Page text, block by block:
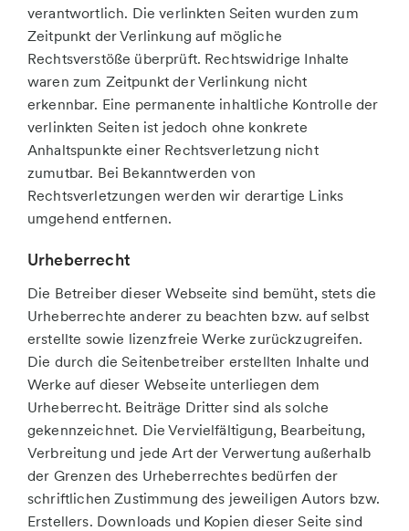
verantwortlich. Die verlinkten Seiten wurden zum
Zeitpunkt der Verlinkung auf mögliche
Rechtsverstöße überprüft. Rechtswidrige Inhalte
waren zum Zeitpunkt der Verlinkung nicht
erkennbar. Eine permanente inhaltliche Kontrolle der
verlinkten Seiten ist jedoch ohne konkrete
Anhaltspunkte einer Rechtsverletzung nicht
zumutbar. Bei Bekanntwerden von
Rechtsverletzungen werden wir derartige Links
umgehend entfernen.
Urheberrecht
Die Betreiber dieser Webseite sind bemüht, stets die
Urheberrechte anderer zu beachten bzw. auf selbst
erstellte sowie lizenzfreie Werke zurückzugreifen.
Die durch die Seitenbetreiber erstellten Inhalte und
Werke auf dieser Webseite unterliegen dem
Urheberrecht. Beiträge Dritter sind als solche
gekennzeichnet. Die Vervielfältigung, Bearbeitung,
Verbreitung und jede Art der Verwertung außerhalb
der Grenzen des Urheberrechtes bedürfen der
schriftlichen Zustimmung des jeweiligen Autors bzw.
Erstellers. Downloads und Kopien dieser Seite sind